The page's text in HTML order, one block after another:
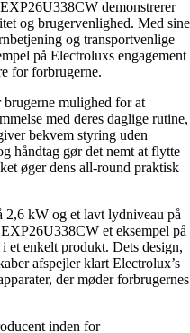
demonstrerer
og brugervenlighed. Med sine
og transportvenlige
på Electroluxs engagement
for forbrugerne.
mulighed for at
med deres daglige rutine,
bekvem styring uden
håndtag gør det nemt at flytte
øger dens all-round praktisk
2,6 kW og et lavt lydniveau på
et eksempel på
enkelt produkt. Dets design,
afspejler klart Electrolux’s
der møder forbrugernes
inden for